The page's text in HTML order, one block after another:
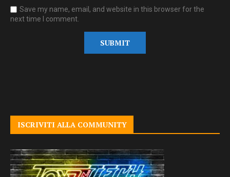
Save my name, email, and website in this browser for the
next time I comment.
ISCRIVITI ALLA COMMUNITY